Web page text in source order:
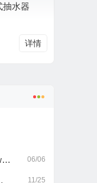
抽水器
详情
06/06
11/25